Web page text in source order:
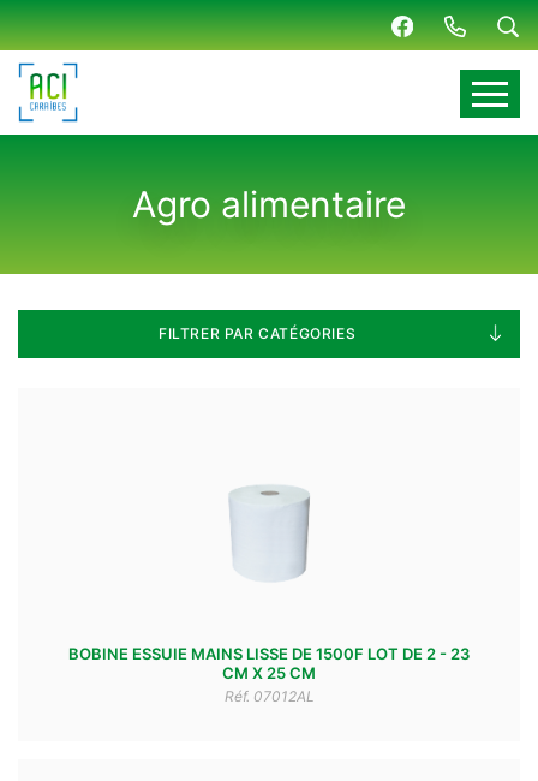
Agro alimentaire
FILTRER PAR CATÉGORIES
BOBINE ESSUIE MAINS LISSE DE 1500F LOT DE 2 - 23
CM X 25 CM
Réf. 07012AL
Panneau de gestion des cookies